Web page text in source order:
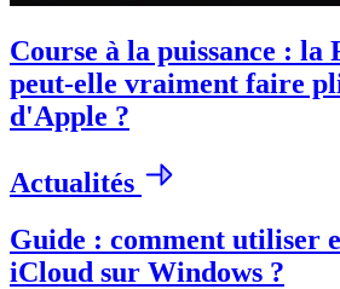
Course à la puissance : la
peut-elle vraiment faire
d'Apple ?
Actualités
Guide : comment utiliser
iCloud sur Windows ?